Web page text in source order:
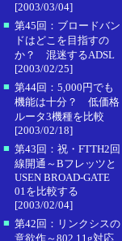
[2003/03/04]
■ 第45回：ブロードバン
ドはどこを目指すの
か？ 混迷するADSL
[2003/02/25]
■ 第44回：5,000円でも
機能は十分？ 低価格
ルータ3機種を比較
[2003/02/18]
■ 第43回：祝・FTTH2回
線開通～Bフレッツと
USEN BROAD-GATE
01を比較する
[2003/02/04]
■ 第42回：リンクシスの
意欲作～802.11g対応